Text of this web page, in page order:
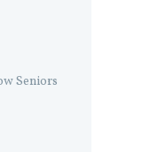
Seniors